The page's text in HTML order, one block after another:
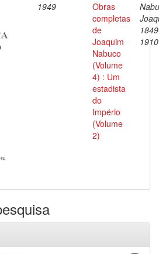
1949
Obras
completas
de
Joaquim
Nabuco
(Volume
4) : Um
estadista
do
Império
(Volume
2)
1910